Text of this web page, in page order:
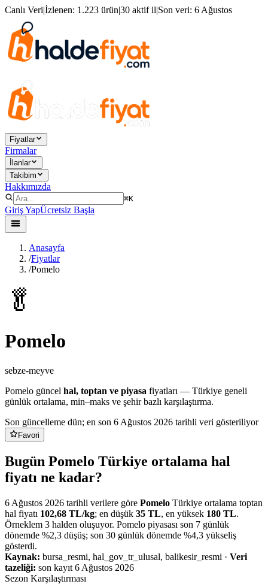
Canlı Veri|İzlenen: 1.223 ürün|30 aktif il|Son veri: 6 Ağustos
Fiyatlar
Firmalar
İlanlar
Takibim
Hakkımızda
⌘K
Giriş YapÜcretsiz Başla
Anasayfa
/Fiyatlar
/Pomelo
🥬
Pomelo
sebze-meyve
Pomelo güncel hal, toptan ve piyasa fiyatları — Türkiye geneli
günlük ortalama, min–maks ve şehir bazlı karşılaştırma.
Son güncelleme dün; en son 6 Ağustos 2026 tarihli veri gösteriliyor
Favori
Bugün Pomelo Türkiye ortalama hal
fiyatı ne kadar?
6 Ağustos 2026 tarihli verilere göre Pomelo Türkiye ortalama toptan
hal fiyatı 102,68 TL/kg; en düşük 35 TL, en yüksek 180 TL.
Örneklem 3 halden oluşuyor. Pomelo piyasası son 7 günlük
dönemde %2,3 düşüş; son 30 günlük dönemde %4,3 yükseliş
gösterdi.
Kaynak: bursa_resmi, hal_gov_tr_ulusal, balikesir_resmi · Veri
tazeliği: son kayıt 6 Ağustos 2026
Sezon Karşılaştırması